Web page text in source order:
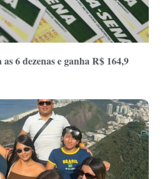
6 dezenas e ganha R$ 164,9